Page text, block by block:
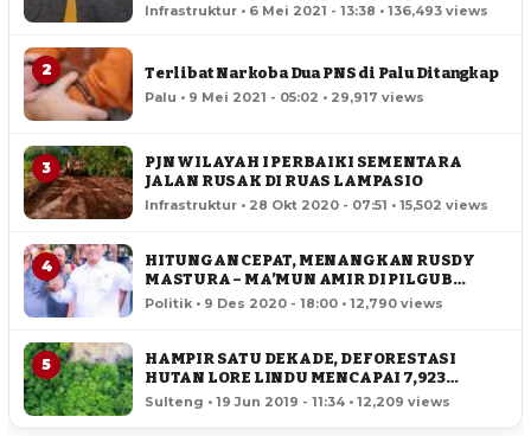
Infrastruktur • 6 Mei 2021 - 13:38 • 136,493 views
2 Terlibat Narkoba Dua PNS di Palu Ditangkap
Palu • 9 Mei 2021 - 05:02 • 29,917 views
3
PJN WILAYAH I PERBAIKI SEMENTARA
JALAN RUSAK DI RUAS LAMPASIO
Infrastruktur • 28 Okt 2020 - 07:51 • 15,502 views
4
HITUNGAN CEPAT, MENANGKAN RUSDY
MASTURA – MA’MUN AMIR DI PILGUB
SULTENG
Politik • 9 Des 2020 - 18:00 • 12,790 views
5
HAMPIR SATU DEKADE, DEFORESTASI
HUTAN LORE LINDU MENCAPAI 7,923
HEKTAR
Sulteng • 19 Jun 2019 - 11:34 • 12,209 views